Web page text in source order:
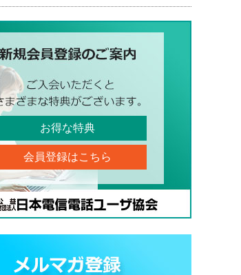
お得な特典
会員登録はこちら